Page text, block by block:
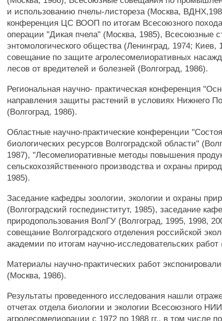
и использованию пчелы-листореза (Москва,
конференция ЦС ВООП по итогам Всесоюзного
операции "Дикая пчела" (Москва, 1985), Всесоюзные
энтомологического общества (Ленинград, 1974; Киев,
совещание по защите агролесомелиоративных
лесов от вредителей и болезней (Волгоград, 1986).
Региональная научно- практическая конференция
направления защиты растений в условиях Нижнего
(Волгоград, 1986).
Областные научно-практические конференции
биологических ресурсов Волгоградской области"
1987), "Лесомелиоративные методы повышения
сельскохозяйственного производства и охраны
1985).
Заседание кафедры зоологии, экологии и охраны
(Волгоградский госпединститут, 1985), заседание
природопользования ВолГУ (Волгоград, 1995, 1998,
совещание Волгоградского отделения российской
академии по итогам научно-исследовательских работ
Материалы научно-практических работ
(Москва, 1986).
Результаты проведенного исследования нашли
отчетах отдела биологии и экологии Всесоюзного НИИ
агролесомелиорации с 1972 по 1988 гг., в том числе